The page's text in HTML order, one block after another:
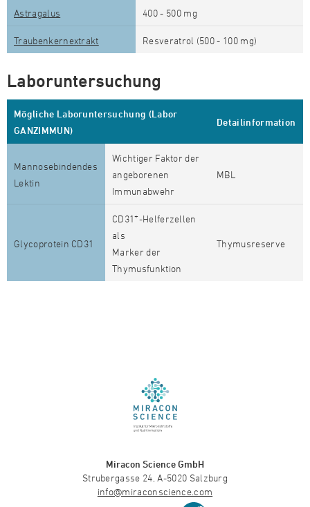
Astragalus 400 - 500 mg
Traubenkernextrakt Resveratrol (500 - 100 mg)
Laboruntersuchung
Mögliche Laboruntersuchung (Labor
GANZIMMUN)
Detailinformation
Mannosebindendes
Lektin
Wichtiger Faktor der
angeborenen
Immunabwehr
MBL
Glycoprotein CD31
CD31+-Helferzellen
als
Marker der
Thymusfunktion
Thymusreserve
Miracon Science GmbH
Strubergasse 24, A-5020 Salzburg
info@miraconscience.com